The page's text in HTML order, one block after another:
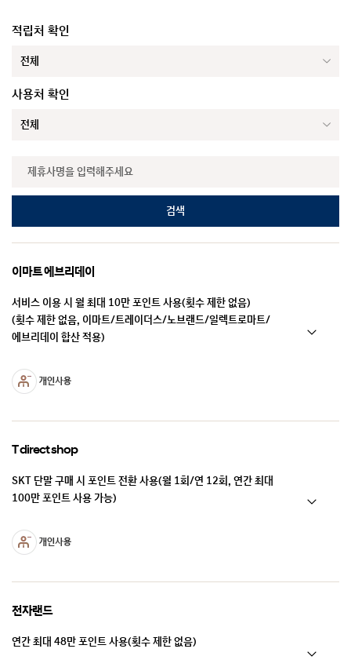
적립처 확인
사용처 확인
검색
이마트 에브리데이
서비스 이용 시 월 최대 10만 포인트 사용(횟수 제한 없음)
(횟수 제한 없음, 이마트/트레이더스/노브랜드/일렉트로마트/
에브리데이 합산 적용)
T direct shop
SKT 단말 구매 시 포인트 전환 사용(월 1회/연 12회, 연간 최대
100만 포인트 사용 가능)
전자랜드
연간 최대 48만 포인트 사용(횟수 제한 없음)